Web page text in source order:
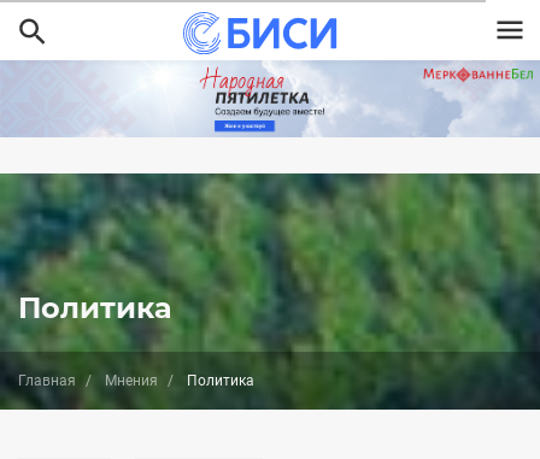
Перейти
к
основному
содержанию
Политика
Главная Мнения Политика